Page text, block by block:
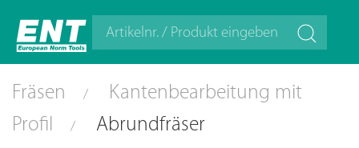
Fräsen
Kantenbearbeitung mit
Profil
Abrundfräser